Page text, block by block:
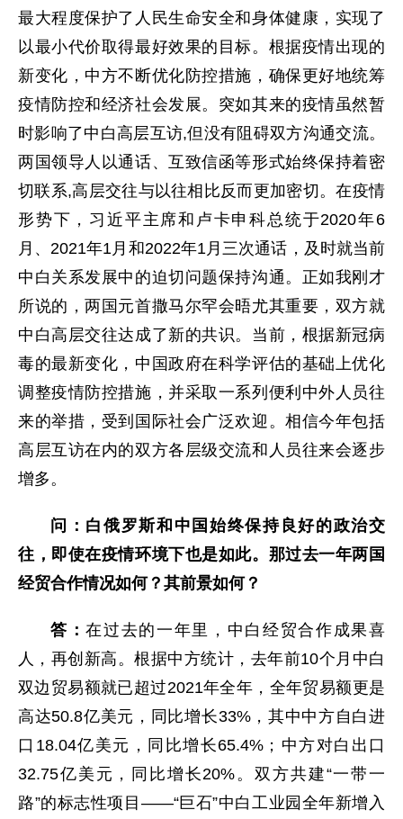
最大程度保护了人民生命安全和身体健康，实现了
以最小代价取得最好效果的目标。根据疫情出现的
新变化，中方不断优化防控措施，确保更好地统筹
疫情防控和经济社会发展。突如其来的疫情虽然暂
时影响了中白高层互访,但没有阻碍双方沟通交流。
两国领导人以通话、互致信函等形式始终保持着密
切联系,高层交往与以往相比反而更加密切。在疫情
形势下，习近平主席和卢卡申科总统于2020年6
月、2021年1月和2022年1月三次通话，及时就当前
中白关系发展中的迫切问题保持沟通。正如我刚才
所说的，两国元首撒马尔罕会晤尤其重要，双方就
中白高层交往达成了新的共识。当前，根据新冠病
毒的最新变化，中国政府在科学评估的基础上优化
调整疫情防控措施，并采取一系列便利中外人员往
来的举措，受到国际社会广泛欢迎。相信今年包括
高层互访在内的双方各层级交流和人员往来会逐步
增多。
问：白俄罗斯和中国始终保持良好的政治交
往，即使在疫情环境下也是如此。那过去一年两国
经贸合作情况如何？其前景如何？
答：在过去的一年里，中白经贸合作成果喜
人，再创新高。根据中方统计，去年前10个月中白
双边贸易额就已超过2021年全年，全年贸易额更是
高达50.8亿美元，同比增长33%，其中中方自白进
口18.04亿美元，同比增长65.4%；中方对白出口
32.75亿美元，同比增长20%。双方共建“一带一
路”的标志性项目——“巨石”中白工业园全年新增入